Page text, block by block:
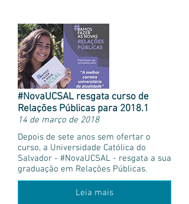
#NovaUCSAL resgata curso de
Relações Públicas para 2018.1
14 de março de 2018
Depois de sete anos sem ofertar o
curso, a Universidade Católica do
Salvador - #NovaUCSAL - resgata a sua
graduação em Relações Públicas.
Leia mais